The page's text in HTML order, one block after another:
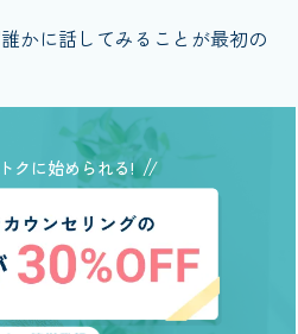
かに話してみることが最初の
クに始められる!